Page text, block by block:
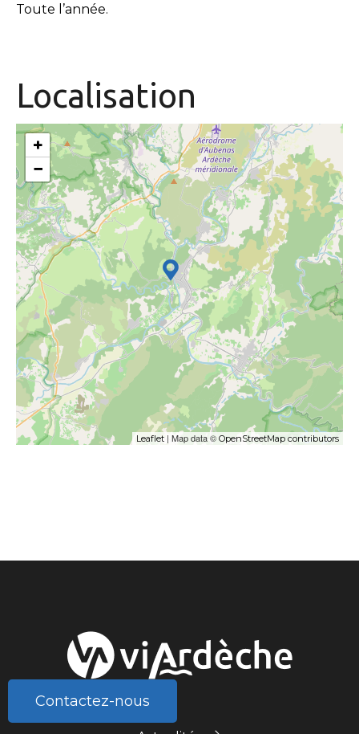
Toute l’année.
Localisation
+
−
Leaflet | Map data © OpenStreetMap contributors
Contactez-nous